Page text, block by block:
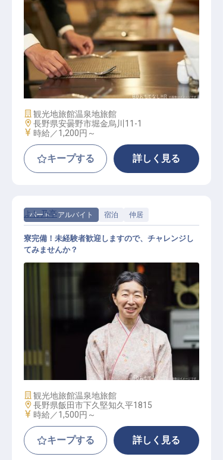
朝食係
施設業態
観光地旅館温泉地旅館
勤務地
長野県安曇野市堀金烏川11-1
給与
時給／1,200円～
キープする 詳しく見る
パート・アルバイト 宿泊 仲居
客室係
よし乃亭
寮完備！未経験者歓迎しますので、チャレンジし
てみませんか？
施設業態
観光地旅館温泉地旅館
勤務地
長野県飯田市下久堅知久平1815
給与
時給／1,500円～
キープする 詳しく見る